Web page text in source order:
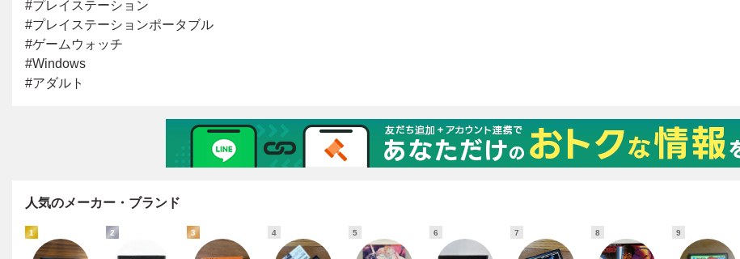
人気のメーカー・ブランド
1 2 3 4 5 6 7 8 9